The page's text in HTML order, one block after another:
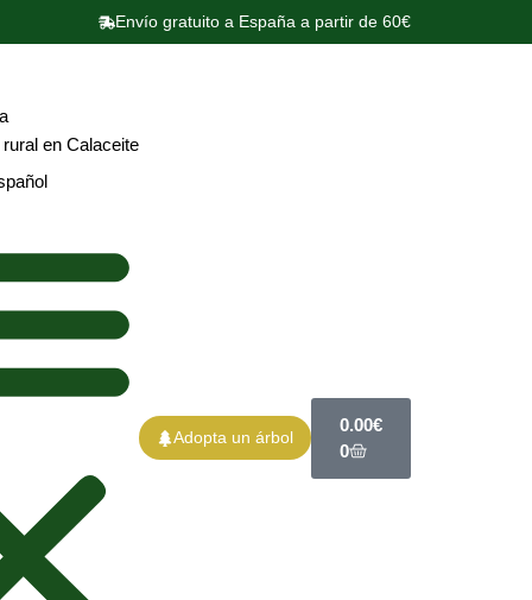
Envío gratuito a España a partir de 60€
en Calaceite
Adopta un árbol
0.00€
0